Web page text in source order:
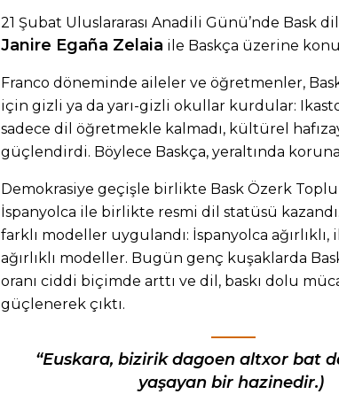
21 Şubat Uluslararası Anadili Günü’nde Bask
Janire Egaña Zelaia ile Baskça üzerine
Franco döneminde aileler ve öğretmenler,
için gizli ya da yarı-gizli okullar kurdular:
sadece dil öğretmekle kalmadı, kültürel
güçlendirdi. Böylece Baskça, yeraltında
Demokrasiye geçişle birlikte Bask Özerk
İspanyolca ile birlikte resmi dil statüsü
farklı modeller uygulandı: İspanyolca
ağırlıklı modeller. Bugün genç kuşaklarda
oranı ciddi biçimde arttı ve dil, baskı dolu
güçlenerek çıktı.
“Euskara, bizirik dagoen altxor bat
yaşayan bir hazinedir.)